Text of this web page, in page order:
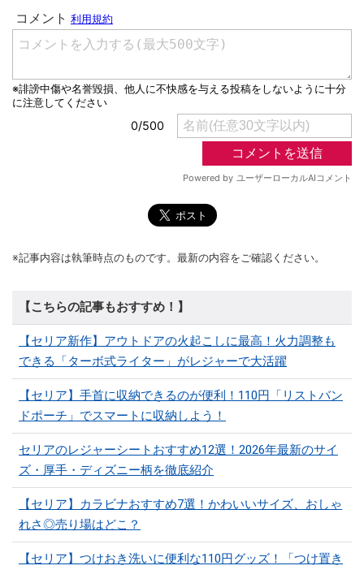
※記事内容は執筆時点のものです。最新の内容をご確認ください。
【こちらの記事もおすすめ！】
【セリア新作】アウトドアの火起こしに最高！火力調整も
できる「ターボ式ライター」がレジャーで大活躍
【セリア】手首に収納できるのが便利！110円「リストバン
ドポーチ」でスマートに収納しよう！
セリアのレジャーシートおすすめ12選！2026年最新のサイ
ズ・厚手・ディズニー柄を徹底紹介
【セリア】カラビナおすすめ7選！かわいいサイズ、おしゃ
れさ◎売り場はどこ？
【セリア】つけおき洗いに便利な110円グッズ！「つけ置き